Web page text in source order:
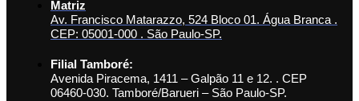
Matriz
Av. Francisco Matarazzo, 524 Bloco 01. Água Branca .
CEP: 05001-000 . São Paulo-SP.
Filial Tamboré:
Avenida Piracema, 1411 – Galpão 11 e 12. . CEP
06460-030. Tamboré/Barueri – São Paulo-SP.